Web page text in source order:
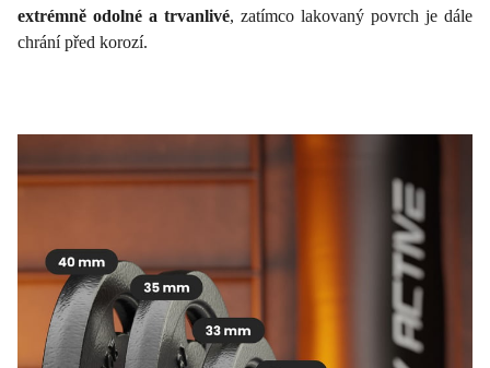
extrémně odolné a trvanlivé, zatímco lakovaný povrch je dále
chrání před korozí.